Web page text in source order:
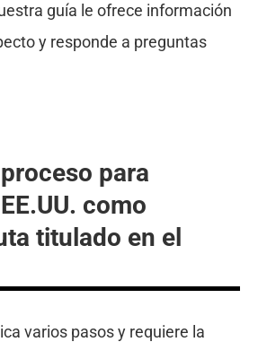
guía le ofrece información
y responde a preguntas
para
como
titulado en el
varios pasos y requiere la